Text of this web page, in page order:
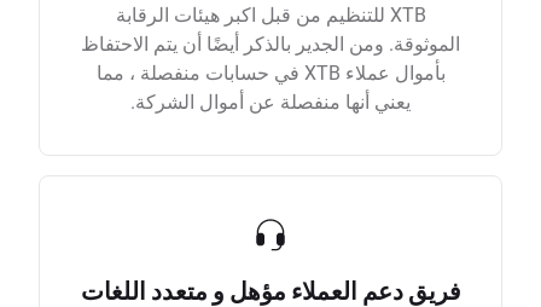
XTB للتنظيم من قبل اكبر هيئات الرقابة
الموثوقة. ومن الجدير بالذكر أيضًا أن يتم الاحتفاظ
بأموال عملاء XTB في حسابات منفصلة ، مما
يعني أنها منفصلة عن أموال الشركة.
فريق دعم العملاء مؤهل و متعدد اللغات